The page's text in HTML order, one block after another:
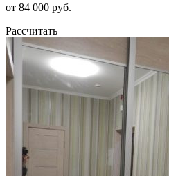
от 84 000 руб.
Рассчитать